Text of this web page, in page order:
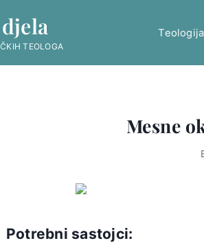
TEOLOGA
Teologija
Mesne
Potrebni sastojci: